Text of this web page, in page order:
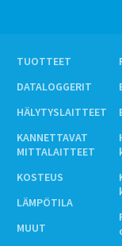
TUOTTEET
DATALOGGERIT
HÄLYTYSLAITTEET
KANNETTAVAT
MITTALAITTEET
KOSTEUS
LÄMPÖTILA
MUUT